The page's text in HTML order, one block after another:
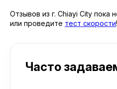
Отзывов из г. Chiayi City пока
или проведите тест скорости!
Часто